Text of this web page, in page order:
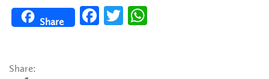
Share
FacebookTwitter
Share: